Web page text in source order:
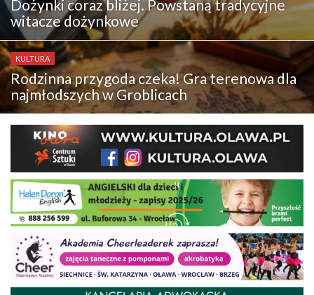
Dożynki coraz bliżej. Powstaną tradycyjne
witacze dożynkowe
KULTURA
Rodzinna przygoda czeka! Gra terenowa dla
najmłodszych w Groblicach